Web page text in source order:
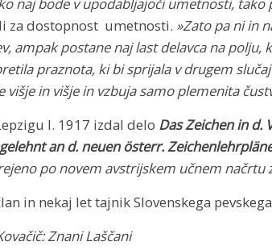
za dostopnost umetnosti. »Zato pa ni in
ampak postane naj last delavca na polju,
praznota, ki bi sprijala v drugem
višje in višje in vzbuja samo plemenita
l. 1917 izdal delo Das Zeichen in d.
an d. neuen österr.
po novem avstrijskem učnem načrtu
in nekaj let tajnik Slovenskega
Znani Laščani